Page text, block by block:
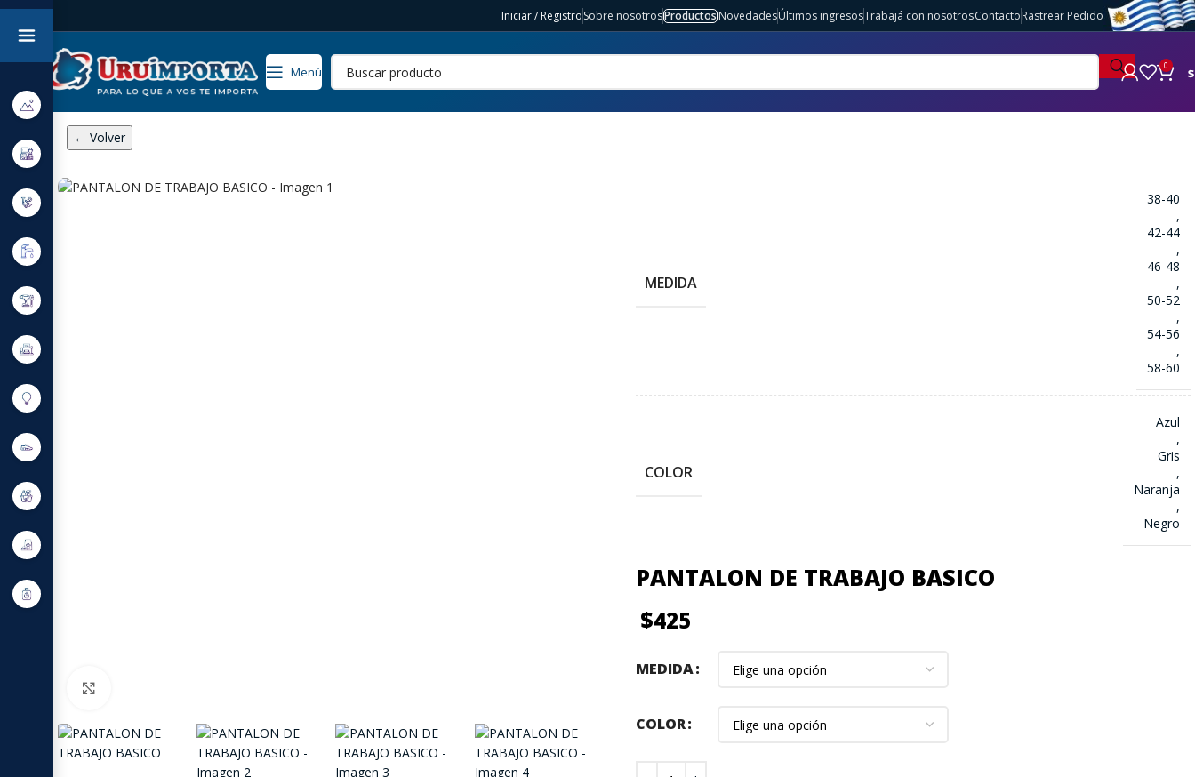
Iniciar / RegistroSobre nosotrosProductosNovedadesÚltimos ingresosTrabajá con nosotrosContactoRastrear Pedido
Menú 0 $
← Volver
PANTALON DE TRABAJO BASICO
$425
MEDIDA
38-40
,
42-44
,
46-48
,
50-52
,
54-56
,
58-60
COLOR
Azul
,
Gris
,
Naranja
,
Negro
MEDIDA
COLOR